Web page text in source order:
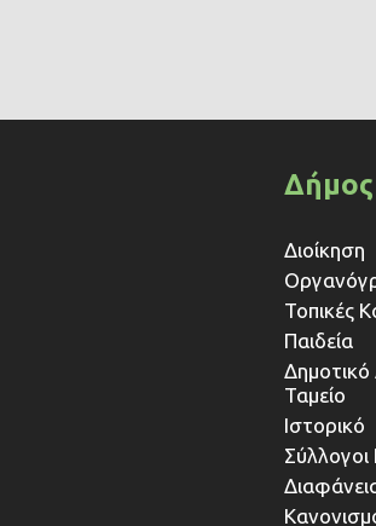
Δήμος
Διοίκηση
Τοπικές
Παιδεία
Δημοτικό
Ταμείο
Ιστορικό